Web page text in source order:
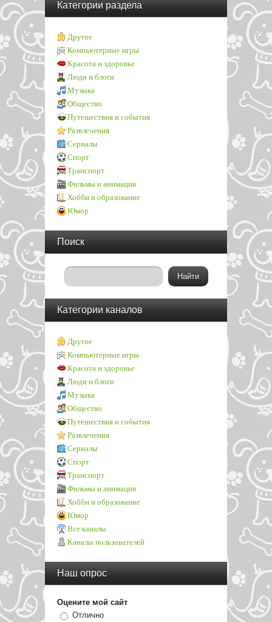
Категории раздела
Другое
Компьютерные игры
Красота и здоровье
Люди и блоги
Музыка
Общество
Путешествия и события
Развлечения
Сериалы
Спорт
Транспорт
Фильмы и анимация
Хобби и образование
Юмор
Поиск
Категории каналов
Другое
Компьютерные игры
Красота и здоровье
Люди и блоги
Музыка
Общество
Путешествия и события
Развлечения
Сериалы
Спорт
Транспорт
Фильмы и анимация
Хобби и образование
Юмор
Все каналы
Каналы пользователей
Наш опрос
Оцените мой сайт
Отлично